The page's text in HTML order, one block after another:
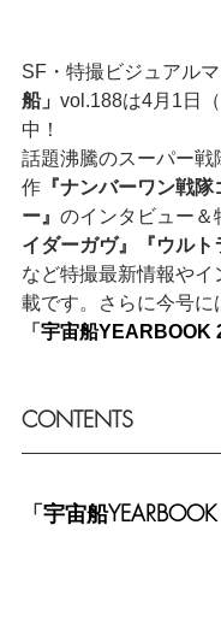
SF・特撮ビジュアル
船」 vol.188は4月1日
中！
話題沸騰のスーパー戦
作 『ナンバーワン戦
ー』 のインタビュー＆
イダーガヴ』『ウルト
など特撮最新情報やイ
載です。さらに今号に
「 宇宙船YEARBOOK
CONTENTS
「宇宙船